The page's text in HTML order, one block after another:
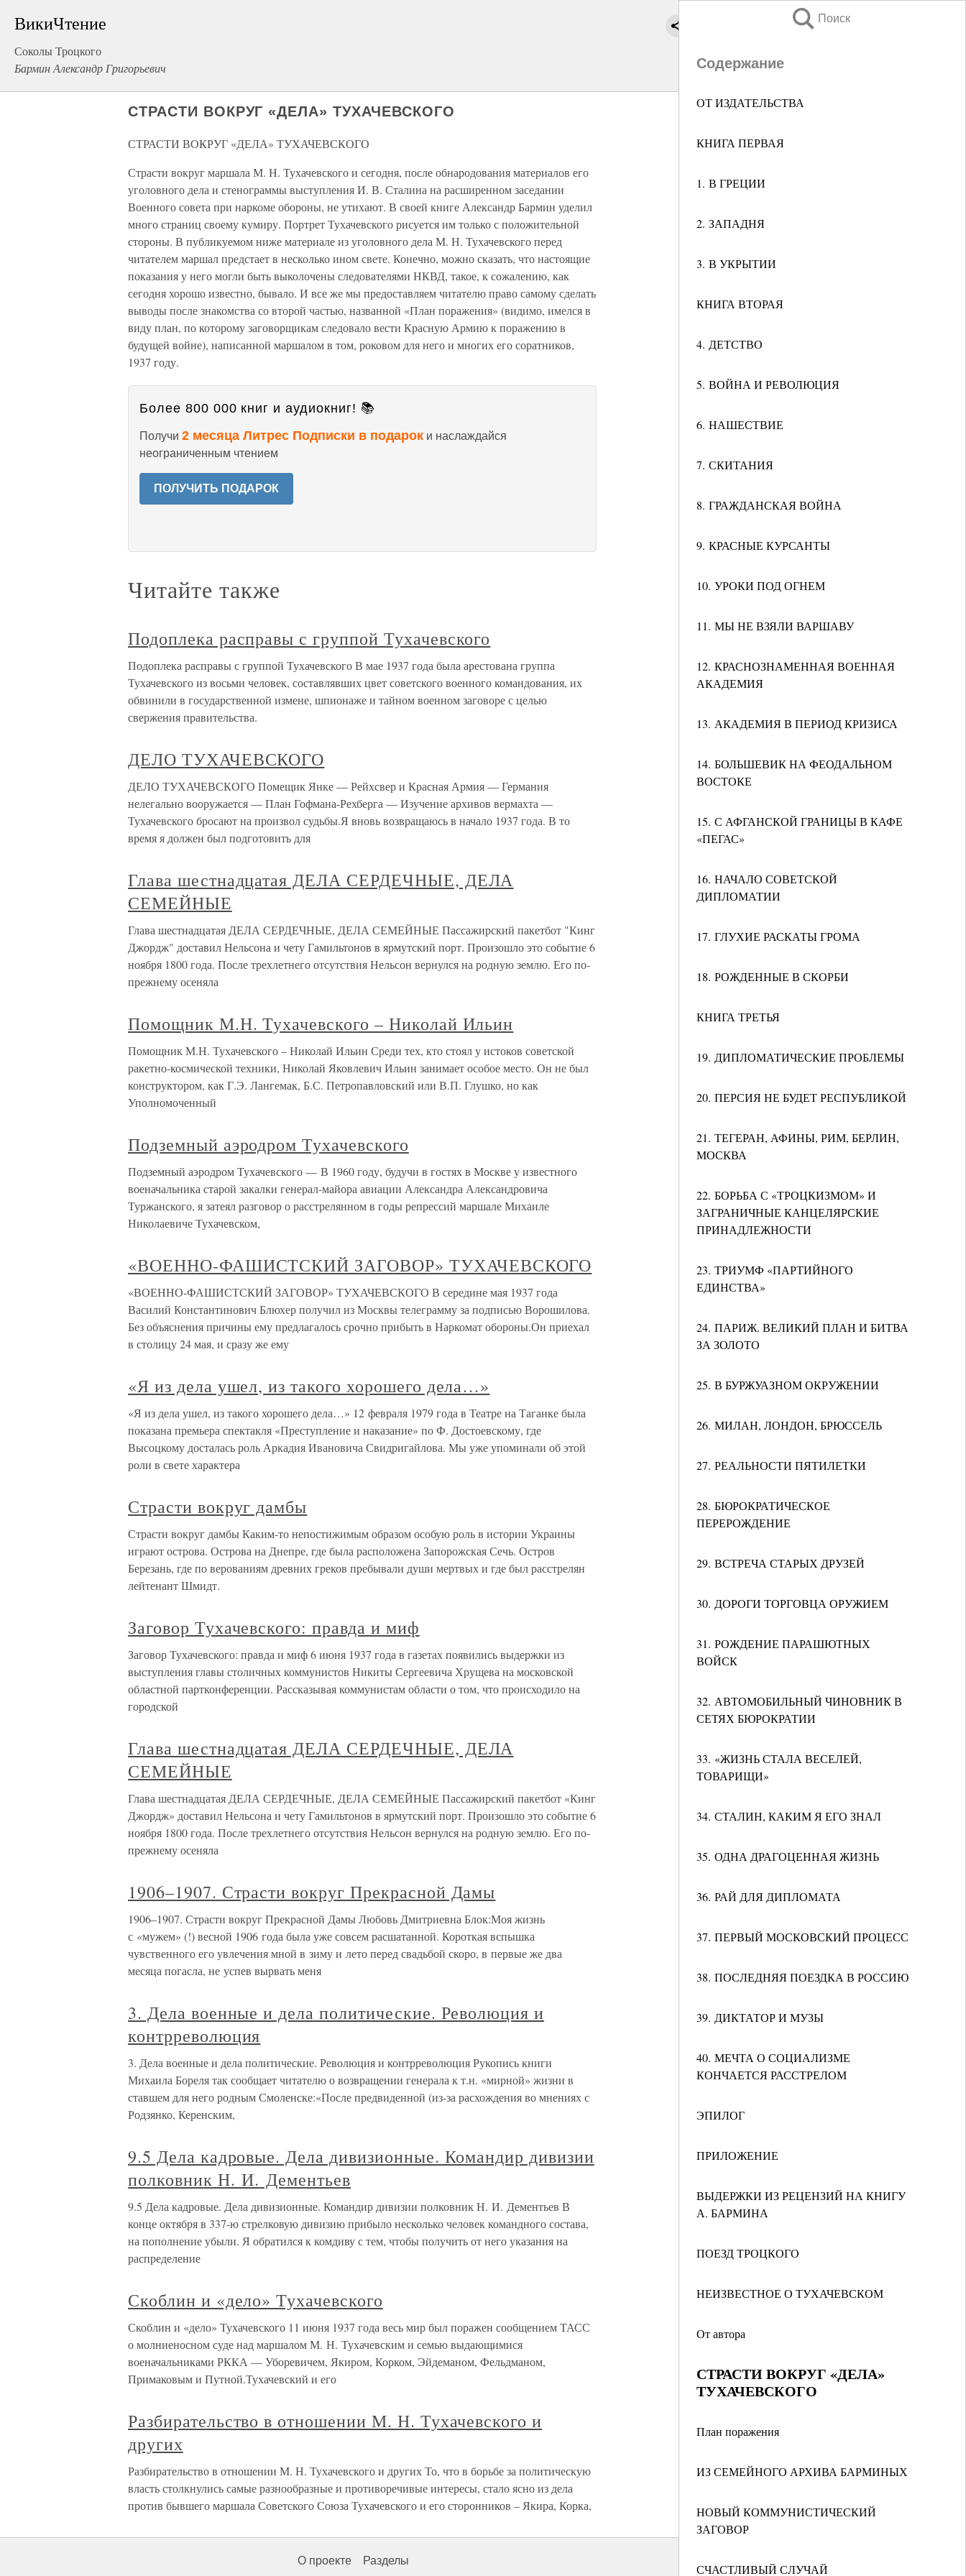
ВикиЧтение
Соколы Троцкого
Бармин Александр Григорьевич
Поиск
Содержание
ОТ ИЗДАТЕЛЬСТВА
КНИГА ПЕРВАЯ
1. В ГРЕЦИИ
2. ЗАПАДНЯ
3. В УКРЫТИИ
КНИГА ВТОРАЯ
4. ДЕТСТВО
5. ВОЙНА И РЕВОЛЮЦИЯ
6. НАШЕСТВИЕ
7. СКИТАНИЯ
8. ГРАЖДАНСКАЯ ВОЙНА
9. КРАСНЫЕ КУРСАНТЫ
10. УРОКИ ПОД ОГНЕМ
11. МЫ НЕ ВЗЯЛИ ВАРШАВУ
12. КРАСНОЗНАМЕННАЯ ВОЕННАЯ
АКАДЕМИЯ
13. АКАДЕМИЯ В ПЕРИОД КРИЗИСА
14. БОЛЬШЕВИК НА ФЕОДАЛЬНОМ
ВОСТОКЕ
15. С АФГАНСКОЙ ГРАНИЦЫ В КАФЕ
«ПЕГАС»
16. НАЧАЛО СОВЕТСКОЙ
ДИПЛОМАТИИ
17. ГЛУХИЕ РАСКАТЫ ГРОМА
18. РОЖДЕННЫЕ В СКОРБИ
КНИГА ТРЕТЬЯ
19. ДИПЛОМАТИЧЕСКИЕ ПРОБЛЕМЫ
20. ПЕРСИЯ НЕ БУДЕТ РЕСПУБЛИКОЙ
21. ТЕГЕРАН, АФИНЫ, РИМ, БЕРЛИН,
МОСКВА
22. БОРЬБА С «ТРОЦКИЗМОМ» И
ЗАГРАНИЧНЫЕ КАНЦЕЛЯРСКИЕ
ПРИНАДЛЕЖНОСТИ
23. ТРИУМФ «ПАРТИЙНОГО
ЕДИНСТВА»
24. ПАРИЖ. ВЕЛИКИЙ ПЛАН И БИТВА
ЗА ЗОЛОТО
25. В БУРЖУАЗНОМ ОКРУЖЕНИИ
26. МИЛАН, ЛОНДОН, БРЮССЕЛЬ
27. РЕАЛЬНОСТИ ПЯТИЛЕТКИ
28. БЮРОКРАТИЧЕСКОЕ
ПЕРЕРОЖДЕНИЕ
29. ВСТРЕЧА СТАРЫХ ДРУЗЕЙ
30. ДОРОГИ ТОРГОВЦА ОРУЖИЕМ
31. РОЖДЕНИЕ ПАРАШЮТНЫХ
ВОЙСК
32. АВТОМОБИЛЬНЫЙ ЧИНОВНИК В
СЕТЯХ БЮРОКРАТИИ
33. «ЖИЗНЬ СТАЛА ВЕСЕЛЕЙ,
ТОВАРИЩИ»
34. СТАЛИН, КАКИМ Я ЕГО ЗНАЛ
35. ОДНА ДРАГОЦЕННАЯ ЖИЗНЬ
36. РАЙ ДЛЯ ДИПЛОМАТА
37. ПЕРВЫЙ МОСКОВСКИЙ ПРОЦЕСС
38. ПОСЛЕДНЯЯ ПОЕЗДКА В РОССИЮ
39. ДИКТАТОР И МУЗЫ
40. МЕЧТА О СОЦИАЛИЗМЕ
КОНЧАЕТСЯ РАССТРЕЛОМ
ЭПИЛОГ
ПРИЛОЖЕНИЕ
ВЫДЕРЖКИ ИЗ РЕЦЕНЗИЙ НА КНИГУ
А. БАРМИНА
ПОЕЗД ТРОЦКОГО
НЕИЗВЕСТНОЕ О ТУХАЧЕВСКОМ
От автора
СТРАСТИ ВОКРУГ «ДЕЛА»
ТУХАЧЕВСКОГО
План поражения
ИЗ СЕМЕЙНОГО АРХИВА БАРМИНЫХ
НОВЫЙ КОММУНИСТИЧЕСКИЙ
ЗАГОВОР
СЧАСТЛИВЫЙ СЛУЧАЙ
СТРАСТИ ВОКРУГ «ДЕЛА» ТУХАЧЕВСКОГО
СТРАСТИ ВОКРУГ «ДЕЛА» ТУХАЧЕВСКОГО
Страсти вокруг маршала М. Н. Тухачевского и сегодня, после обнародования материалов его
уголовного дела и стенограммы выступления И. В. Сталина на расширенном заседании
Военного совета при наркоме обороны, не утихают. В своей книге Александр Бармин уделил
много страниц своему кумиру. Портрет Тухачевского рисуется им только с положительной
стороны. В публикуемом ниже материале из уголовного дела М. Н. Тухачевского перед
читателем маршал предстает в несколько ином свете. Конечно, можно сказать, что настоящие
показания у него могли быть выколочены следователями НКВД, такое, к сожалению, как
сегодня хорошо известно, бывало. И все же мы предоставляем читателю право самому сделать
выводы после знакомства со второй частью, названной «План поражения» (видимо, имелся в
виду план, по которому заговорщикам следовало вести Красную Армию к поражению в
будущей войне), написанной маршалом в том, роковом для него и многих его соратников,
1937 году.
Более 800 000 книг и аудиокниг! 📚
Получи 2 месяца Литрес Подписки в подарок и наслаждайся
неограниченным чтением
ПОЛУЧИТЬ ПОДАРОК
Читайте также
Подоплека расправы с группой Тухачевского
Подоплека расправы с группой Тухачевского В мае 1937 года была арестована группа
Тухачевского из восьми человек, составлявших цвет советского военного командования, их
обвинили в государственной измене, шпионаже и тайном военном заговоре с целью
свержения правительства.
ДЕЛО ТУХАЧЕВСКОГО
ДЕЛО ТУХАЧЕВСКОГО Помещик Янке — Рейхсвер и Красная Армия — Германия
нелегально вооружается — План Гофмана-Рехберга — Изучение архивов вермахта —
Тухачевского бросают на произвол судьбы.Я вновь возвращаюсь в начало 1937 года. В то
время я должен был подготовить для
Глава шестнадцатая ДЕЛА СЕРДЕЧНЫЕ, ДЕЛА
СЕМЕЙНЫЕ
Глава шестнадцатая ДЕЛА СЕРДЕЧНЫЕ, ДЕЛА СЕМЕЙНЫЕ Пассажирский пакетбот "Кинг
Джордж" доставил Нельсона и чету Гамильтонов в ярмутский порт. Произошло это событие 6
ноября 1800 года. После трехлетнего отсутствия Нельсон вернулся на родную землю. Его по-
прежнему осеняла
Помощник М.Н. Тухачевского – Николай Ильин
Помощник М.Н. Тухачевского – Николай Ильин Среди тех, кто стоял у истоков советской
ракетно-космической техники, Николай Яковлевич Ильин занимает особое место. Он не был
конструктором, как Г.Э. Лангемак, Б.С. Петропавловский или В.П. Глушко, но как
Уполномоченный
Подземный аэродром Тухачевского
Подземный аэродром Тухачевского — В 1960 году, будучи в гостях в Москве у известного
военачальника старой закалки генерал-майора авиации Александра Александровича
Туржанского, я затеял разговор о расстрелянном в годы репрессий маршале Михаиле
Николаевиче Тухачевском,
«ВОЕННО-ФАШИСТСКИЙ ЗАГОВОР» ТУХАЧЕВСКОГО
«ВОЕННО-ФАШИСТСКИЙ ЗАГОВОР» ТУХАЧЕВСКОГО В середине мая 1937 года
Василий Константинович Блюхер получил из Москвы телеграмму за подписью Ворошилова.
Без объяснения причины ему предлагалось срочно прибыть в Наркомат обороны.Он приехал
в столицу 24 мая, и сразу же ему
«Я из дела ушел, из такого хорошего дела…»
«Я из дела ушел, из такого хорошего дела…» 12 февраля 1979 года в Театре на Таганке была
показана премьера спектакля «Преступление и наказание» по Ф. Достоевскому, где
Высоцкому досталась роль Аркадия Ивановича Свидригайлова. Мы уже упоминали об этой
роли в свете характера
Страсти вокруг дамбы
Страсти вокруг дамбы Каким-то непостижимым образом особую роль в истории Украины
играют острова. Острова на Днепре, где была расположена Запорожская Сечь. Остров
Березань, где по верованиям древних греков пребывали души мертвых и где был расстрелян
лейтенант Шмидт.
Заговор Тухачевского: правда и миф
Заговор Тухачевского: правда и миф 6 июня 1937 года в газетах появились выдержки из
выступления главы столичных коммунистов Никиты Сергеевича Хрущева на московской
областной партконференции. Рассказывая коммунистам области о том, что происходило на
городской
Глава шестнадцатая ДЕЛА СЕРДЕЧНЫЕ, ДЕЛА
СЕМЕЙНЫЕ
Глава шестнадцатая ДЕЛА СЕРДЕЧНЫЕ, ДЕЛА СЕМЕЙНЫЕ Пассажирский пакетбот «Кинг
Джордж» доставил Нельсона и чету Гамильтонов в ярмутский порт. Произошло это событие 6
ноября 1800 года. После трехлетнего отсутствия Нельсон вернулся на родную землю. Его по-
прежнему осеняла
1906–1907. Страсти вокруг Прекрасной Дамы
1906–1907. Страсти вокруг Прекрасной Дамы Любовь Дмитриевна Блок:Моя жизнь
с «мужем» (!) весной 1906 года была уже совсем расшатанной. Короткая вспышка
чувственного его увлечения мной в зиму и лето перед свадьбой скоро, в первые же два
месяца погасла, не успев вырвать меня
3. Дела военные и дела политические. Революция и
контрреволюция
3. Дела военные и дела политические. Революция и контрреволюция Рукопись книги
Михаила Бореля так сообщает читателю о возвращении генерала к т.н. «мирной» жизни в
ставшем для него родным Смоленске:«После предвиденной (из-за расхождения во мнениях с
Родзянко, Керенским,
9.5 Дела кадровые. Дела дивизионные. Командир дивизии
полковник Н. И. Дементьев
9.5 Дела кадровые. Дела дивизионные. Командир дивизии полковник Н. И. Дементьев В
конце октября в 337-ю стрелковую дивизию прибыло несколько человек командного состава,
на пополнение убыли. Я обратился к комдиву с тем, чтобы получить от него указания на
распределение
Скоблин и «дело» Тухачевского
Скоблин и «дело» Тухачевского 11 июня 1937 года весь мир был поражен сообщением ТАСС
о молниеносном суде над маршалом М. Н. Тухачевским и семью выдающимися
военачальниками РККА — Уборевичем, Якиром, Корком, Эйдеманом, Фельдманом,
Примаковым и Путной.Тухачевский и его
Разбирательство в отношении М. Н. Тухачевского и
других
Разбирательство в отношении М. Н. Тухачевского и других То, что в борьбе за политическую
власть столкнулись самые разнообразные и противоречивые интересы, стало ясно из дела
против бывшего маршала Советского Союза Тухачевского и его сторонников – Якира, Корка,
О проекте Разделы